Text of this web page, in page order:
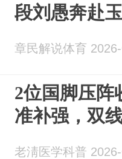
段刘愚奔赴
章民解说体育
2位国脚压阵
准补强，双
老淸医学科普